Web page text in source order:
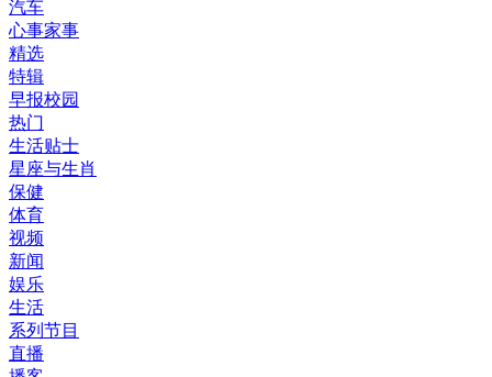
汽车
心事家事
精选
特辑
早报校园
热门
生活贴士
星座与生肖
保健
体育
视频
新闻
娱乐
生活
系列节目
直播